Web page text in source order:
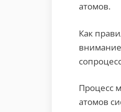
атомов.
Как
Процесс
атомов